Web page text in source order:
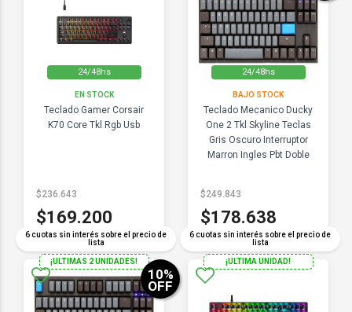
24/48hs
EN STOCK
Teclado Gamer Corsair
K70 Core Tkl Rgb Usb
6 cuotas sin interés sobre el precio de
lista
$236.643
$169.200
24/48hs
BAJO STOCK
Teclado Mecanico Ducky
One 2 Tkl Skyline Teclas
Gris Oscuro Interruptor
Marron Ingles Pbt Doble
6 cuotas sin interés sobre el precio de
lista
$249.843
$178.638
¡ULTIMAS 2 UNIDADES!
10%
OFF
¡ULTIMA UNIDAD!